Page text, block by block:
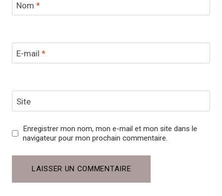
Nom *
E-mail *
Site
Enregistrer mon nom, mon e-mail et mon site dans le
navigateur pour mon prochain commentaire.